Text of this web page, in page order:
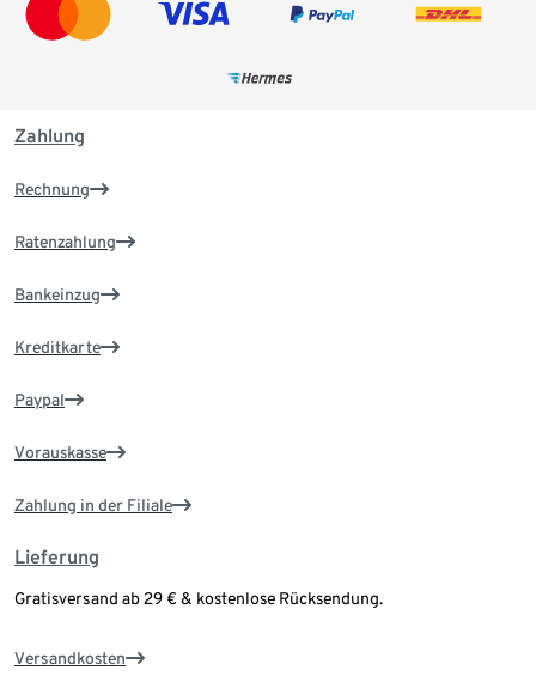
Zahlung
Rechnung
Ratenzahlung
Bankeinzug
Kreditkarte
Paypal
Vorauskasse
Zahlung in der Filiale
Lieferung
Gratisversand ab 29 € & kostenlose Rücksendung.
Versandkosten